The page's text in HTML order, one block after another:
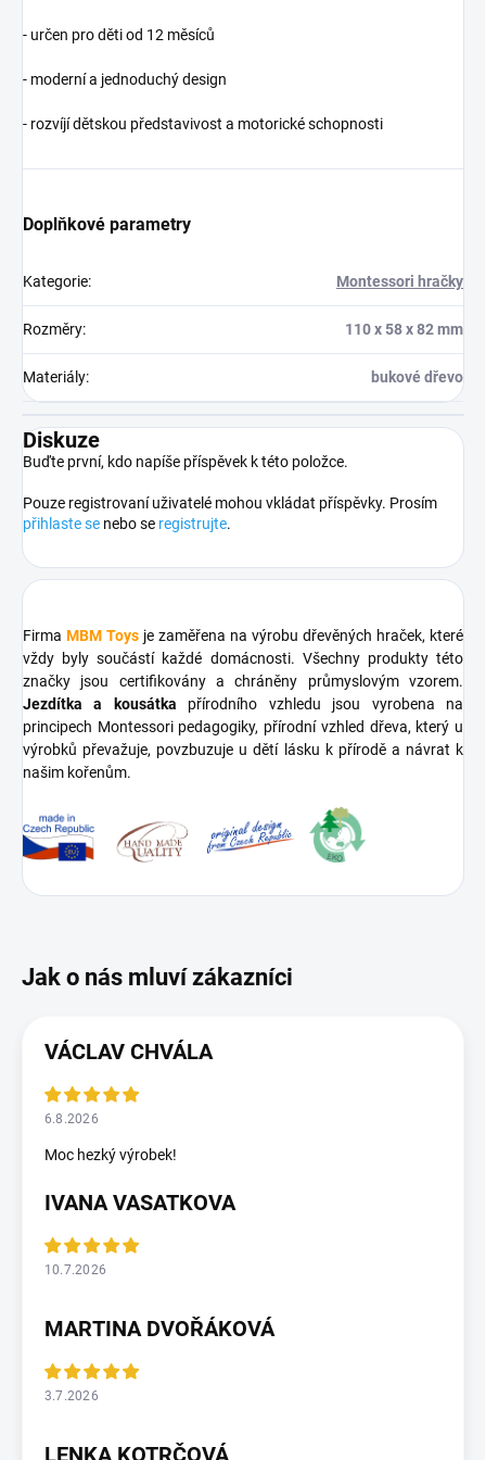
- určen pro děti od 12 měsíců
- moderní a jednoduchý design
- rozvíjí dětskou představivost a motorické schopnosti
Doplňkové parametry
Kategorie: Montessori hračky
Rozměry: 110 x 58 x 82 mm
Materiály: bukové dřevo
Diskuze
Buďte první, kdo napíše příspěvek k této položce.
Pouze registrovaní uživatelé mohou vkládat příspěvky. Prosím
přihlaste se nebo se registrujte.
Firma MBM Toys je zaměřena na výrobu dřevěných hraček, které
vždy byly součástí každé domácnosti. Všechny produkty této
značky jsou certifikovány a chráněny průmyslovým vzorem.
Jezdítka a kousátka přírodního vzhledu jsou vyrobena na
principech Montessori pedagogiky, přírodní vzhled dřeva, který u
výrobků převažuje, povzbuzuje u dětí lásku k přírodě a návrat k
našim kořenům.
VÁCLAV CHVÁLA
6.8.2026
Moc hezký výrobek!
IVANA VASATKOVA
10.7.2026
MARTINA DVOŘÁKOVÁ
3.7.2026
LENKA KOTRČOVÁ